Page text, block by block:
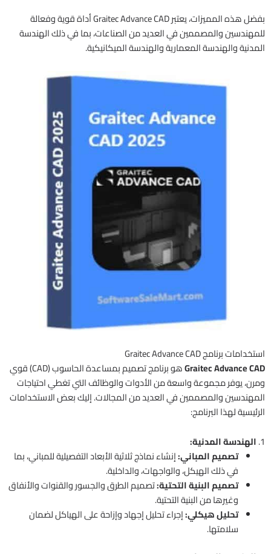
بفضل هذه المميزات، يعتبر Graitec Advance CAD أداة قوية وفعالة
للمهندسين والمصممين في العديد من الصناعات، بما في ذلك الهندسة
المدنية والهندسة المعمارية والهندسة الميكانيكية.
استخدامات برنامج Graitec Advance CAD
Graitec Advance CAD
هو برنامج تصميم بمساعدة الحاسوب (CAD) قوي
ومرن، يوفر مجموعة واسعة من الأدوات والوظائف التي تغطي احتياجات
المهندسين والمصممين في العديد من المجالات. إليك بعض الاستخدامات
الرئيسية لهذا البرنامج:
1. الهندسة المدنية:
تصميم المباني:إنشاء نماذج ثلاثية الأبعاد التفصيلية للمباني، بما
في ذلك الهيكل، والواجهات، والداخلية.
تصميم البنية التحتية:تصميم الطرق والجسور والقنوات والأنفاق
وغيرها من البنية التحتية.
تحليل هيكلي:إجراء تحليل إجهاد وإزاحة على الهياكل لضمان
سلامتها.